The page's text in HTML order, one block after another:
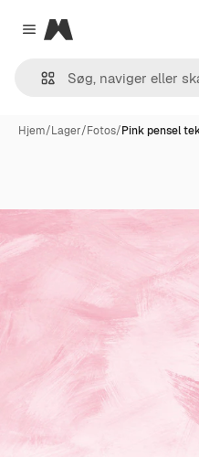
Close menu
Magnific
Hjem/Lager/Fotos/Pink pensel